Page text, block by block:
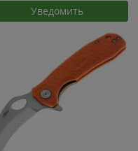
Уведомить